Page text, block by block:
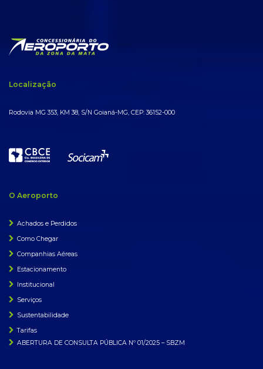
Localização
Rodovia MG 353, KM 38, S/N Goianá-MG, CEP: 36152-000
O Aeroporto
Achados e Perdidos
Como Chegar
Companhias Aéreas
Estacionamento
Institucional
Serviços
Sustentabilidade
Tarifas
ABERTURA DE CONSULTA PÚBLICA Nº 01/2025 – SBZM